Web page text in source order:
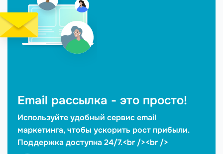
Email рассылка - это просто!
Используйте удобный сервис email
маркетинга, чтобы ускорить рост прибыли.
Поддержка доступна 24/7.<br /><br />